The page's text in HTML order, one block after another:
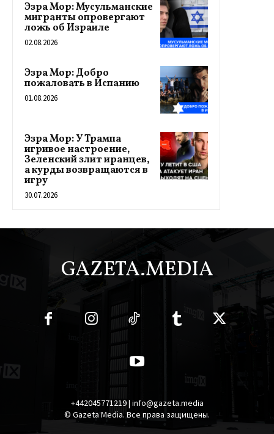
Эзра Мор: Мусульманские
мигранты опровергают
ложь об Израиле
02.08.2026
Эзра Мор: Добро
пожаловать в Испанию
01.08.2026
Эзра Мор: У Трампа
игривое настроение,
Зеленский злит иранцев,
а курды возвращаются в
игру
30.07.2026
GAZETA.MEDIA
+442045771219 | info@gazeta.media
© Gazeta Media. Все права защищены.